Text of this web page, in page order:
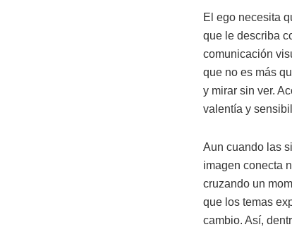
El ego necesita
que le describa
comunicación
que no es más
y mirar sin ver.
valentía y
Aun cuando las
imagen conecta
cruzando un
que los temas
cambio. Así,